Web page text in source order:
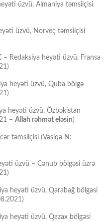
üzvü, Almaniya təmsilçisi
üzvü, Norveç təmsilçisi
– Redaksiya heyəti üzvü, Fransa
heyəti üzvü, Quba bölgə
heyəti üzvü, Özbəkistan
– Allah rəhmət eləsin)
təmsilçisi (Vəsiqə N:
üzvü – Cənub bölgəsi üzrə
heyəti üzvü, Qarabağ bölgəsi
heyəti üzvü, Qazax bölgəsi